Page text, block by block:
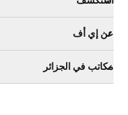
عن إي أف
مكاتب في الجزائر